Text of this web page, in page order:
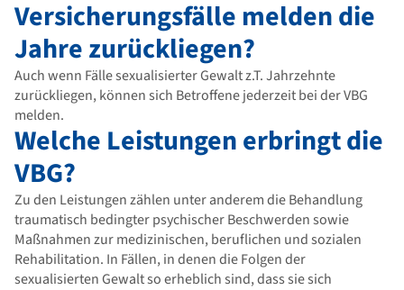
Versicherungsfälle melden die
Jahre zurückliegen?
Auch wenn Fälle sexualisierter Gewalt z.T. Jahrzehnte
zurückliegen, können sich Betroffene jederzeit bei der VBG
melden.
Welche Leistungen erbringt die
VBG?
Zu den Leistungen zählen unter anderem die Behandlung
traumatisch bedingter psychischer Beschwerden sowie
Maßnahmen zur medizinischen, beruflichen und sozialen
Rehabilitation. In Fällen, in denen die Folgen der
sexualisierten Gewalt so erheblich sind, dass sie sich